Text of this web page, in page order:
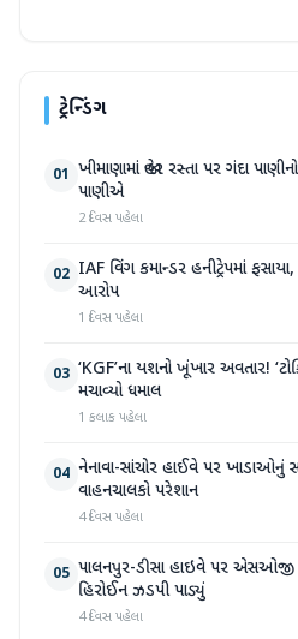
ટ્રેન્ડિંગ
01 ખીમાણામાં જાહેર રસ્તા પર ગંદા
પાણીએ
2 દિવસ પહેલા
02 IAF વિંગ કમાન્ડર હનીટ્રેપમાં
આરોપ
1 દિવસ પહેલા
03 ‘KGF’ના યશનો ખૂંખાર અવતાર!
મચાવ્યો ધમાલ
1 કલાક પહેલા
04 નેનાવા-સાંચોર હાઈવે પર ખાડાઓનું
વાહનચાલકો પરેશાન
4 દિવસ પહેલા
05 પાલનપુર-ડીસા હાઇવે પર એસઓજી
હિરોઈન ઝડપી પાડ્યું
4 દિવસ પહેલા